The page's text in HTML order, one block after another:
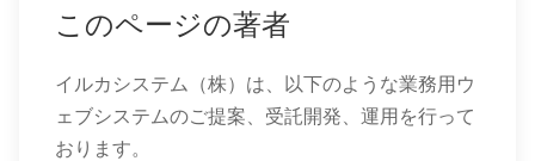
このページの著者
イルカシステム（株）は、以下のような業務用ウ
ェブシステムのご提案、受託開発、運用を行って
おります。